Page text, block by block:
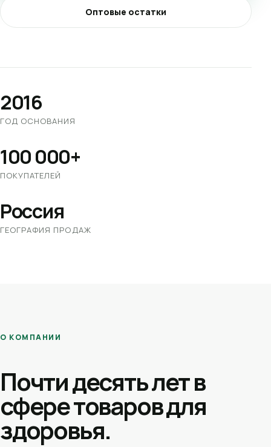
Оптовые остатки
2016
ГОД ОСНОВАНИЯ
100 000+
ПОКУПАТЕЛЕЙ
Россия
ГЕОГРАФИЯ ПРОДАЖ
О КОМПАНИИ
Почти десять лет в
сфере товаров для
здоровья.